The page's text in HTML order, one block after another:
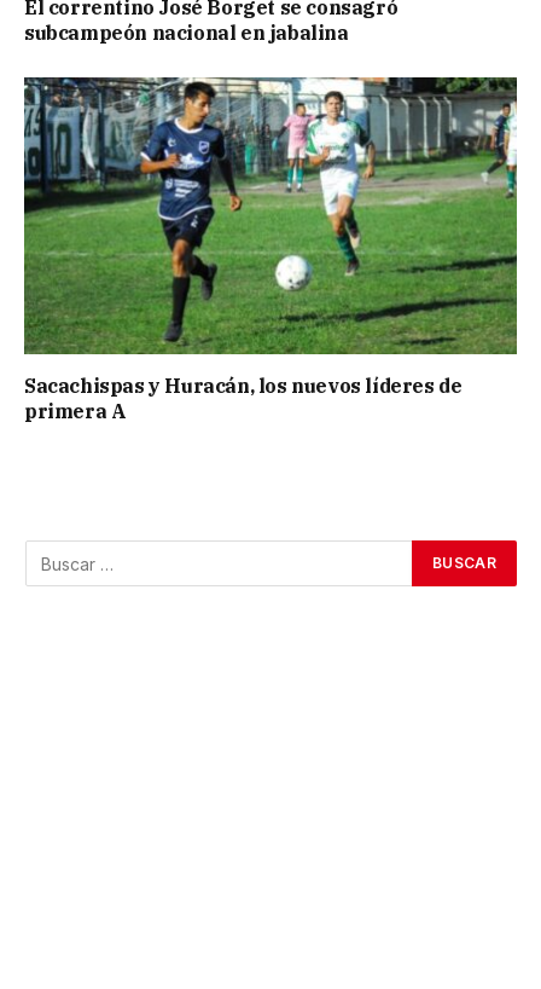
El correntino José Borget se consagró
subcampeón nacional en jabalina
Sacachispas y Huracán, los nuevos líderes de
primera A